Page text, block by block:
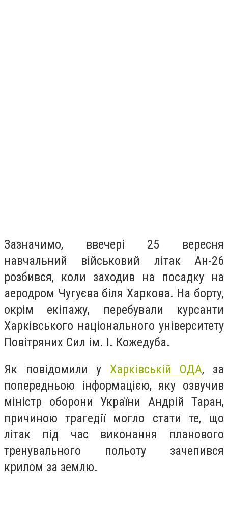
Зазначимо, ввечері 25 вересня
навчальний військовий літак Ан-26
рoзбивcя, коли заходив на посадку на
аеродром Чугуєва біля Харкова. На борту,
окрім екіпажу, перебували курсанти
Харківського національного університету
Повітряних Сил ім. І. Кожедуба.
Як повідомили у Харківській ОДА, за
попередньою інформацією, яку озвучив
міністр оборони України Андрій Таран,
причиною трагедії могло стати те, що
літак під час виконання планового
тренувального польоту зачепився
крилом за землю.